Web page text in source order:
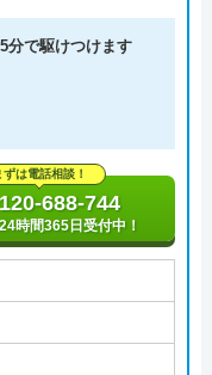
分で駆けつけます
ずは電話相談！
688-744
時間365日受付中！